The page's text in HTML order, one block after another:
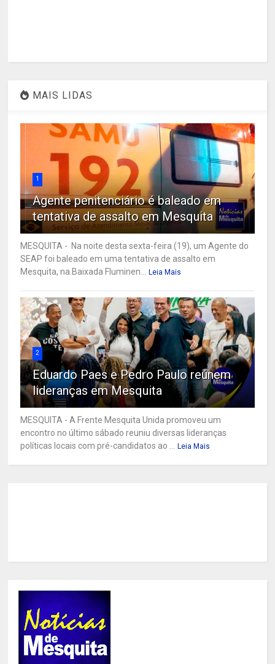
MAIS LIDAS
1
Agente penitenciário é baleado em
tentativa de assalto em Mesquita
MESQUITA - Na noite desta sexta-feira (19), um Agente do
SEAP foi baleado em uma tentativa de assalto em
Mesquita, na Baixada Fluminen...
Leia Mais
2
Eduardo Paes e Pedro Paulo reúnem
lideranças em Mesquita
MESQUITA - A Frente Mesquita Unida promoveu um
encontro no último sábado reuniu diversas lideranças
políticas locais com pré-candidatos ao ...
Leia Mais